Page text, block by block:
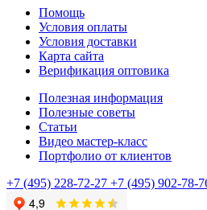
Помощь
Условия оплаты
Условия доставки
Карта сайта
Верификация оптовика
Полезная информация
Полезные советы
Статьи
Видео мастер-класс
Портфолио от клиентов
+7 (495) 228-72-27 +7 (495) 902-78-